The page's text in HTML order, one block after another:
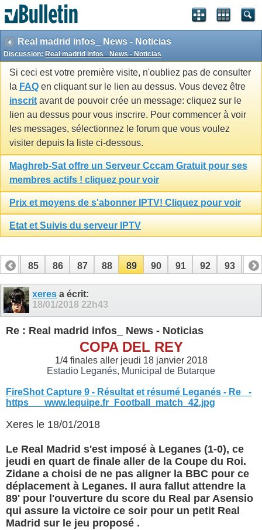
Real madrid infos_ News - Noticias
Discussion: Real madrid infos_ News - Noticias
Si ceci est votre première visite, n'oubliez pas de consulter
la FAQ en cliquant sur le lien au dessus. Vous devez être
inscrit avant de pouvoir crée un message: cliquez sur le
lien au dessus pour vous inscrire. Pour commencer à voir
les messages, sélectionnez le forum que vous voulez
visiter depuis la liste ci-dessous.
Maghreb-Sat offre un Serveur Cccam Gratuit pour ses
membres actifs ! cliquez pour voir
Prix et moyens de s'abonner IPTV! Cliquez pour voir
Etat et Suivis du serveur IPTV
84 85 86 87 88 89 90 91 92 93 94
xeres a écrit:
18/01/2018 22h43
Re : Real madrid infos_ News - Noticias
COPA DEL REY
1/4 finales aller jeudi 18 janvier 2018
Estadio Leganés, Municipal de Butarque
FireShot Capture 9 - Résultat et résumé Leganés - Re_ -
https___www.lequipe.fr_Football_match_42.jpg
Xeres le 18/01/2018
Le Real Madrid s'est imposé à Leganes (1-0), ce
jeudi en quart de finale aller de la Coupe du Roi.
Zidane a choisi de ne pas aligner la BBC pour ce
déplacement à Leganes. Il aura fallut attendre la
89' pour l'ouverture du score du Real par Asensio
qui assure la victoire ce soir pour un petit Real
Madrid sur le jeu proposé .